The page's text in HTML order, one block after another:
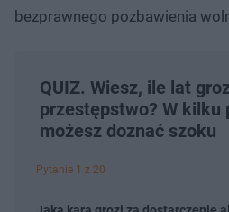
bezprawnego pozbawienia
QUIZ. Wiesz, ile lat
przestępstwo? W kilku
możesz doznać szoku
Pytanie 1 z 20